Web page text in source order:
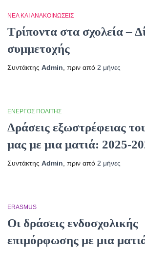
ΝΈΑ ΚΑΙ ΑΝΑΚΟΙΝΏΣΕΙΣ
Τρίποντα στα σχολεία –
συμμετοχής
Συντάκτης Admin , πριν από 2 μήνες
ΕΝΕΡΓΌΣ ΠΟΛΊΤΗΣ
Δράσεις εξωστρέφειας
μας με μια ματιά: 2025-
Συντάκτης Admin , πριν από 2 μήνες
ERASMUS
Οι δράσεις ενδοσχολικής
επιμόρφωσης με μια